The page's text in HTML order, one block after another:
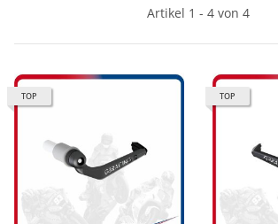
Artikel 1 - 4 von 4
TOP TOP